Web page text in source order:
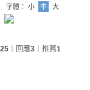
字體： 小 中
大
｜回應3 推薦1